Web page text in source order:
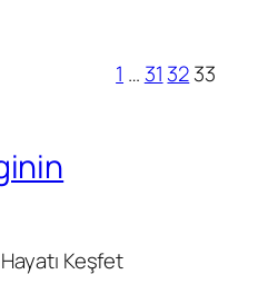
1 … 31 3233
Hayatı Keşfet